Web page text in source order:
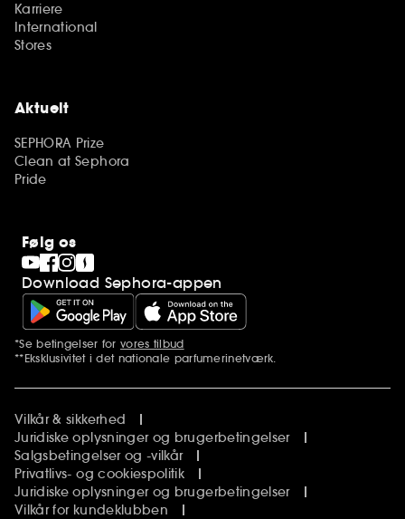
Karriere
International
Stores
Aktuelt
SEPHORA Prize
Clean at Sephora
Pride
Følg os
Download Sephora-appen
Yderligere bemærkninger
*Se betingelser for vores tilbud
**Eksklusivitet i det nationale parfumerinetværk.
Vilkår & sikkerhed
Juridiske oplysninger og brugerbetingelser
Salgsbetingelser og -vilkår
Privatlivs- og cookiespolitik
Juridiske oplysninger og brugerbetingelser
Vilkår for kundeklubben